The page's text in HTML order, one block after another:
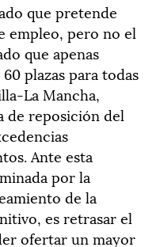
que pretende
empleo, pero no el
que apenas
plazas para todas
La Mancha,
de reposición del
Ante esta
por la
de la
es retrasar el
ofertar un mayor